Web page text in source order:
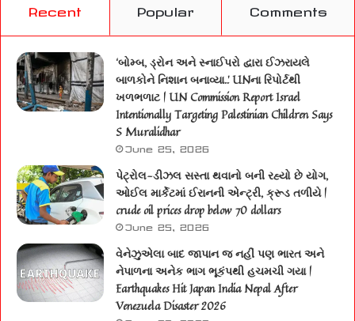
Recent Popular Comments
‘બોમ્બ, ડ્રોન અને સ્નાઈપરો દ્વારા ઈઝરાયલે
બાળકોને નિશાન બનાવ્યા..’ UNના રિપોર્ટથી
ખળભળાટ | UN Commission Report Israel
Intentionally Targeting Palestinian Children Says
S Muralidhar
June 25, 2026
પેટ્રોલ-ડીઝલ સસ્તા થવાનો બની રહ્યો છે યોગ,
ઓઈલ માર્કેટમાં ઈરાનની એન્ટ્રી, ક્રૂડ તળીયે |
crude oil prices drop below 70 dollars
June 25, 2026
વેનેઝુએલા બાદ જાપાન જ નહીં પણ ભારત અને
નેપાળના અનેક ભાગ ભૂકંપથી હચમચી ગયા |
Earthquakes Hit Japan India Nepal After
Venezuela Disaster 2026